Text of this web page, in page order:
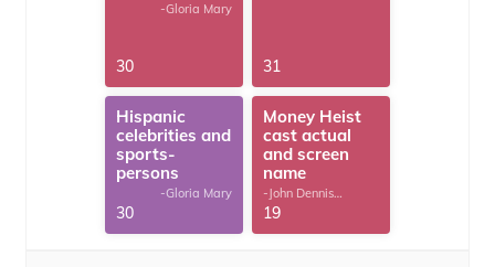
-Gloria Mary
30 31
Hispanic
celebrities and
sports-
persons
-Gloria Mary
30
Money Heist
cast actual
and screen
name
-John Dennis
G.Thomas
19